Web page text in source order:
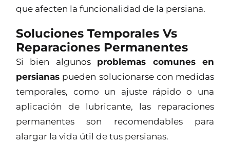
que afecten la funcionalidad de la persiana.
Soluciones Temporales Vs
Reparaciones Permanentes
Si bien algunos problemas comunes en
persianas pueden solucionarse con medidas
temporales, como un ajuste rápido o una
aplicación de lubricante, las reparaciones
permanentes son recomendables para
alargar la vida útil de tus persianas.